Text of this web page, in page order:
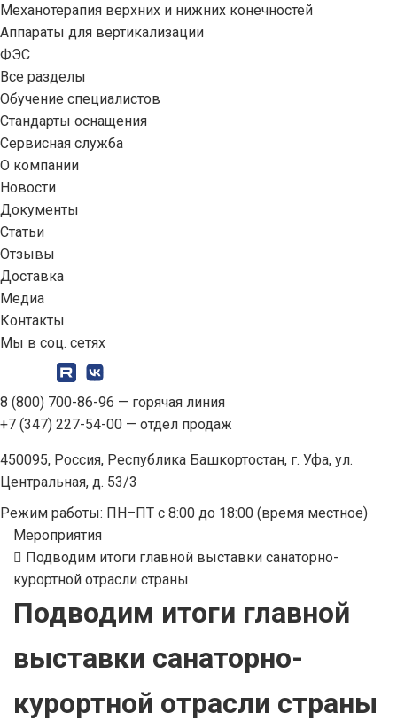
Механотерапия верхних и нижних конечностей
Аппараты для вертикализации
ФЭС
Все разделы
Обучение специалистов
Стандарты оснащения
Сервисная служба
О компании
Новости
Документы
Статьи
Отзывы
Доставка
Медиа
Контакты
Мы в соц. сетях
8 (800) 700-86-96 — горячая линия
+7 (347) 227-54-00 — отдел продаж
450095, Россия, Республика Башкортостан, г. Уфа, ул.
Центральная, д. 53/3
Режим работы: ПН–ПТ с 8:00 до 18:00 (время местное)
Мероприятия
Подводим итоги главной выставки санаторно-
курортной отрасли страны
Подводим итоги главной
выставки санаторно-
курортной отрасли страны